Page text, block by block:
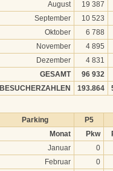
August
19 387
September
10 523
Oktober
6 788
November
4 895
Dezember
4 831
GESAMT
96 932
BESUCHERZAHLEN
193.864
Parking
P5
Monat
Pkw
Januar
0
Februar
0